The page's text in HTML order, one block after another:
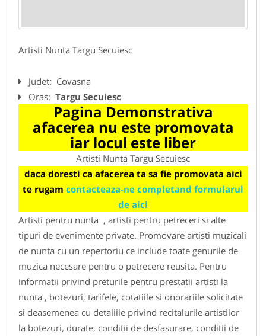
Artisti Nunta Targu Secuiesc
Judet: Covasna
Oras: Targu Secuiesc
Pagina Demonstrativa
afacerea nu este promovata
iar locul este liber
Artisti Nunta Targu Secuiesc
daca doresti ca afacerea ta sa fie promovata aici
te rugam contacteaza-ne completand formularul
de aici
Artisti pentru nunta , artisti pentru petreceri si alte
tipuri de evenimente private. Promovare artisti muzicali
de nunta cu un repertoriu ce include toate genurile de
muzica necesare pentru o petrecere reusita. Pentru
informatii privind preturile pentru prestatii artisti la
nunta , botezuri, tarifele, cotatiile si onorariile solicitate
si deasemenea cu detaliile privind recitalurile artistilor
la botezuri, durate, conditii de desfasurare, conditii de